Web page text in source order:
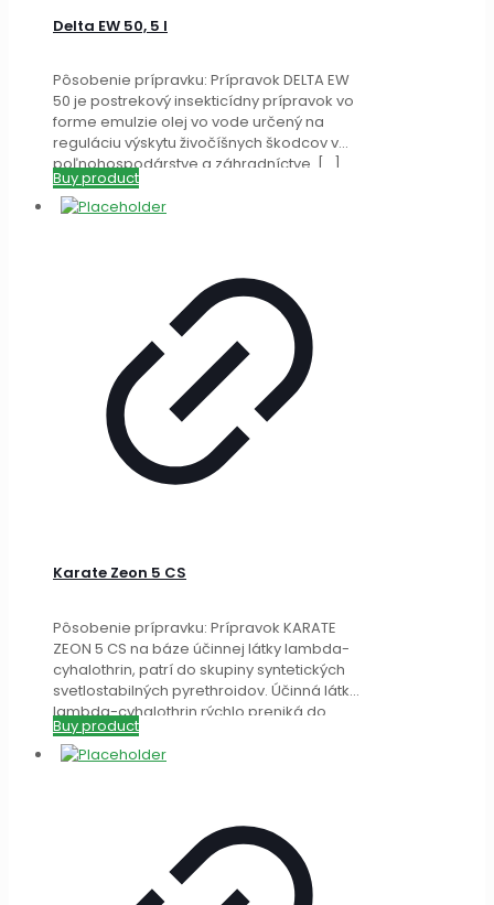
Delta EW 50, 5 l
Pôsobenie prípravku: Prípravok DELTA EW
50 je postrekový insekticídny prípravok vo
forme emulzie olej vo vode určený na
reguláciu výskytu živočíšnych škodcov v
poľnohospodárstve a záhradníctve. […]
Buy product
Karate Zeon 5 CS
Pôsobenie prípravku: Prípravok KARATE
ZEON 5 CS na báze účinnej látky lambda-
cyhalothrin, patrí do skupiny syntetických
svetlostabilných pyrethroidov. Účinná látka
lambda-cyhalothrin rýchlo preniká do
kutikuly hmyzu
Buy product